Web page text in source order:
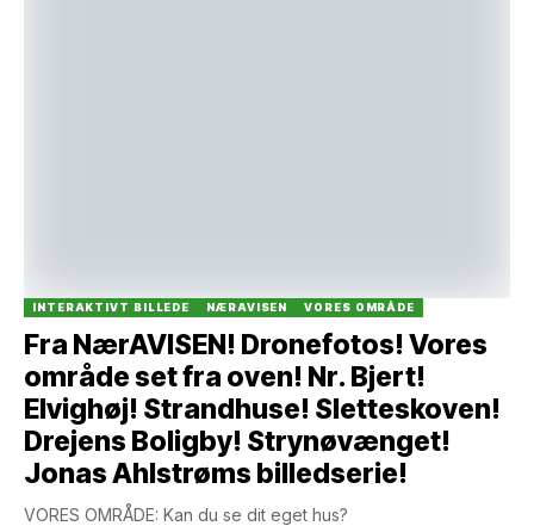
INTERAKTIVT BILLEDE NÆRAVISEN VORES OMRÅDE
Fra NærAVISEN! Dronefotos! Vores
område set fra oven! Nr. Bjert!
Elvighøj! Strandhuse! Sletteskoven!
Drejens Boligby! Strynøvænget!
Jonas Ahlstrøms billedserie!
VORES OMRÅDE: Kan du se dit eget hus?